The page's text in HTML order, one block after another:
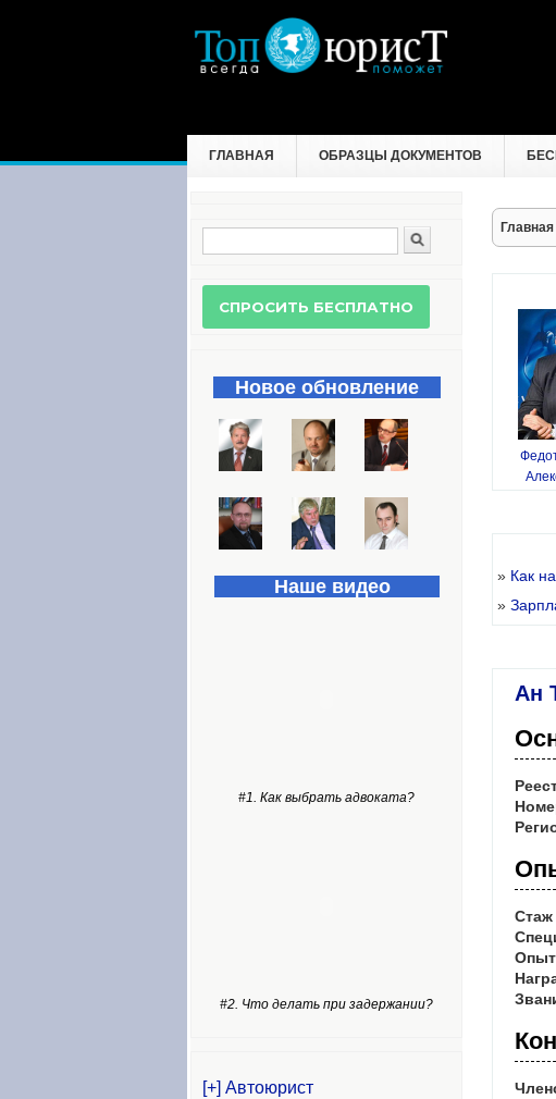
ГЛАВНАЯ ОБРАЗЦЫ ДОКУМЕНТОВ
Главная
» Как
»
Ан
Стаж
Опыт
Форма поиска
Новое обновление
Наше видео
#1. Как выбрать адвоката?
#2. Что делать при задержании?
[+] Автоюрист